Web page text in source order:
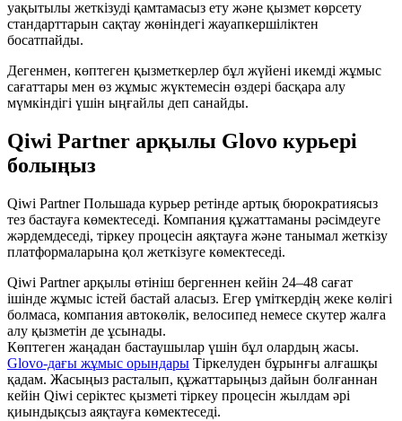
уақытылы жеткізуді қамтамасыз ету және қызмет көрсету
стандарттарын сақтау жөніндегі жауапкершіліктен
босатпайды.
Дегенмен, көптеген қызметкерлер бұл жүйені икемді жұмыс
сағаттары мен өз жұмыс жүктемесін өздері басқара алу
мүмкіндігі үшін ыңғайлы деп санайды.
Qiwi Partner арқылы Glovo курьері
болыңыз
Qiwi Partner Польшада курьер ретінде артық бюрократиясыз
тез бастауға көмектеседі. Компания құжаттаманы рәсімдеуге
жәрдемдеседі, тіркеу процесін аяқтауға және танымал жеткізу
платформаларына қол жеткізуге көмектеседі.
Qiwi Partner арқылы өтініш бергеннен кейін 24–48 сағат
ішінде жұмыс істей бастай аласыз. Егер үміткердің жеке көлігі
болмаса, компания автокөлік, велосипед немесе скутер жалға
алу қызметін де ұсынады.
Көптеген жаңадан бастаушылар үшін бұл олардың жасы.
Glovo-дағы жұмыс орындары Тіркелуден бұрынғы алғашқы
қадам. Жасыңыз расталып, құжаттарыңыз дайын болғаннан
кейін Qiwi серіктес қызметі тіркеу процесін жылдам әрі
қиындықсыз аяқтауға көмектеседі.